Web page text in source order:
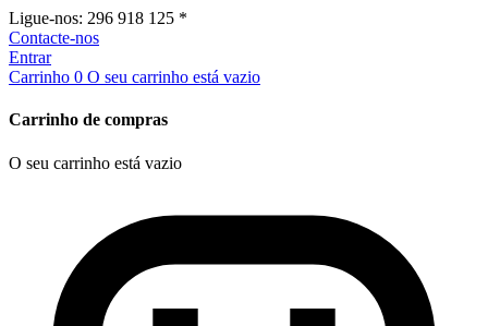
Ligue-nos: 296 918 125 *
Contacte-nos
Entrar
Carrinho 0 O seu carrinho está vazio
Carrinho de compras
O seu carrinho está vazio